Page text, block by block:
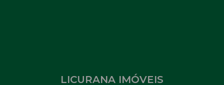
LICURANA IMÓVEIS